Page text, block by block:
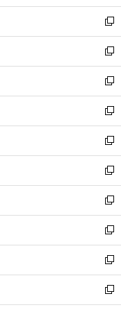
開
く
ウ
で
開
く
ン
ド
ウ
で
開
く
ウ
ィ
ン
ド
ウ
で
開
く
新
し
い
ウ
ィ
ン
ド
ウ
で
開
く
新
し
い
ウ
ィ
ン
ド
ウ
で
開
く
新
し
い
ウ
ィ
ン
ド
ウ
で
開
く
新
し
い
ウ
ィ
ン
ド
ウ
で
開
く
新
し
い
ウ
ィ
ン
ド
ウ
で
開
く
新
し
い
ウ
ィ
ン
ド
ウ
で
開
新
し
い
ウ
ィ
ン
ド
ウ
新
し
い
ウ
ィ
ン
新
し
い
ウ
新
し